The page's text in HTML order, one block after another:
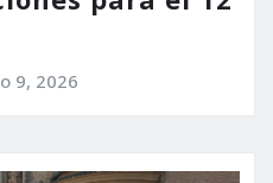
9, 2026